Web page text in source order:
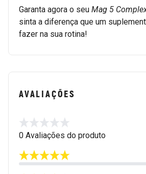
Garanta agora o seu Mag 5
sinta a diferença que um
fazer na sua rotina!
AVALIAÇÕES
0 Avaliações do produto